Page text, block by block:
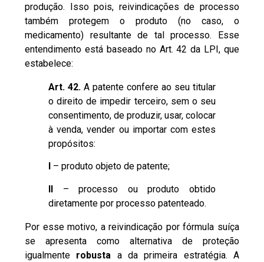
produção. Isso pois, reivindicações de processo
também protegem o produto (no caso, o
medicamento) resultante de tal processo. Esse
entendimento está baseado no Art. 42 da LPI, que
estabelece:
Art. 42. A patente confere ao seu titular
o direito de impedir terceiro, sem o seu
consentimento, de produzir, usar, colocar
à venda, vender ou importar com estes
propósitos:
– produto objeto de patente;
II – processo ou produto obtido
diretamente por processo patenteado.
Por esse motivo, a reivindicação por fórmula suíça
se apresenta como alternativa de proteção
igualmente robusta a da primeira estratégia. A